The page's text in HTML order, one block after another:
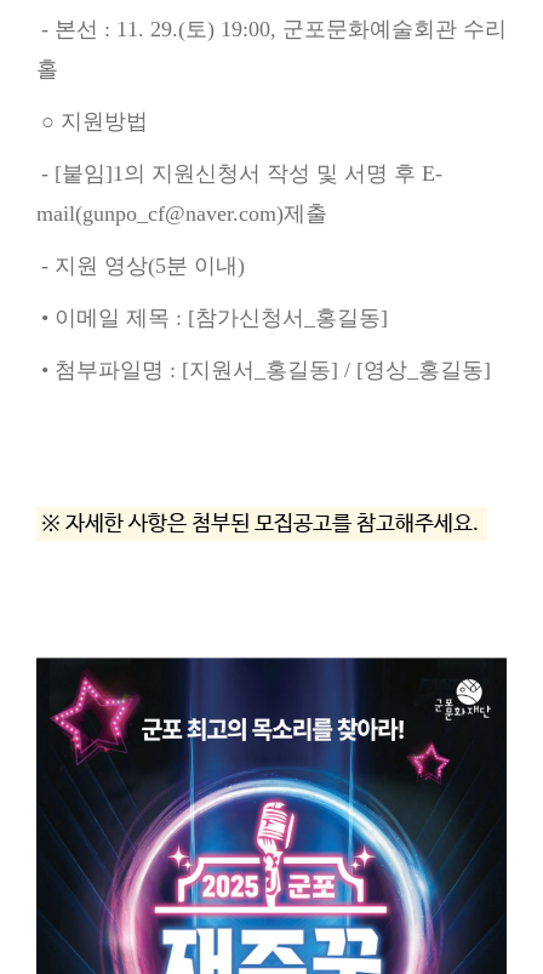
- 본선 : 11. 29.(토) 19:00, 군포문화예술회관 수리
홀
○ 지원방법
- [붙임]1의 지원신청서 작성 및 서명 후 E-
mail(gunpo_cf@naver.com)제출
- 지원 영상(5분 이내)
• 이메일 제목 : [참가신청서_홍길동]
• 첨부파일명 : [지원서_홍길동] / [영상_홍길동]
※ 자세한 사항은 첨부된 모집공고를 참고해주세요.